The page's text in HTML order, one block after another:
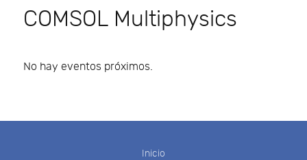
COMSOL Multiphysics
No hay eventos próximos.
Inicio